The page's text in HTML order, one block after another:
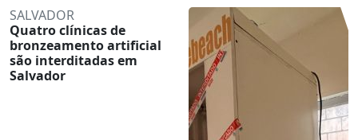
SALVADOR
Quatro clínicas de
bronzeamento artificial
são interditadas em
Salvador